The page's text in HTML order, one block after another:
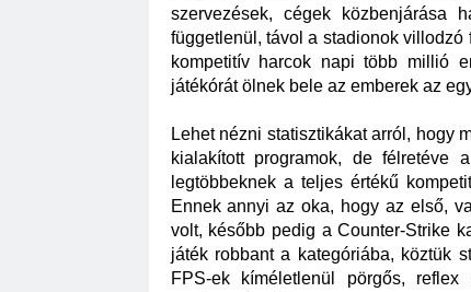
szervezések, cégek közbenjárása
függetlenül, távol a stadionok
kompetitív harcok napi több millió
játékórát ölnek bele az emberek az
Lehet nézni statisztikákat arról, hogy
kialakított programok, de félretéve
legtöbbeknek a teljes értékű
Ennek annyi az oka, hogy az első,
volt, később pedig a Counter-Strike
játék robbant a kategóriába, köztük
FPS-ek kíméletlenül pörgős,